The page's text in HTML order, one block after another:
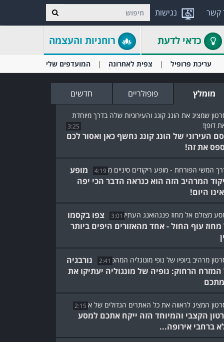
נגישות קשר
כדאי לדעת רוחניות והעצמה
עריכת פרופיל צפית לאחרונה המועדפים שלי
מומלץ פופולריים חדשים
3:25
העירוני של הונג קונג נחשף כאן ואסור לכם
את זה!
4:19
מופע
המרהיב הזה הוא כנראה הדבר הכי יפה
היום!
3:01
צפו בקסמו
עוף החול - אחד מהאזורים היפים ביותר
2:41
נורבגיה
הרחוק: נופיה של מונגוליה יעתיקו את
2:15
הקצבי והמיוחד הזה ייקח אתכם למסע
ברחבי אירופה...